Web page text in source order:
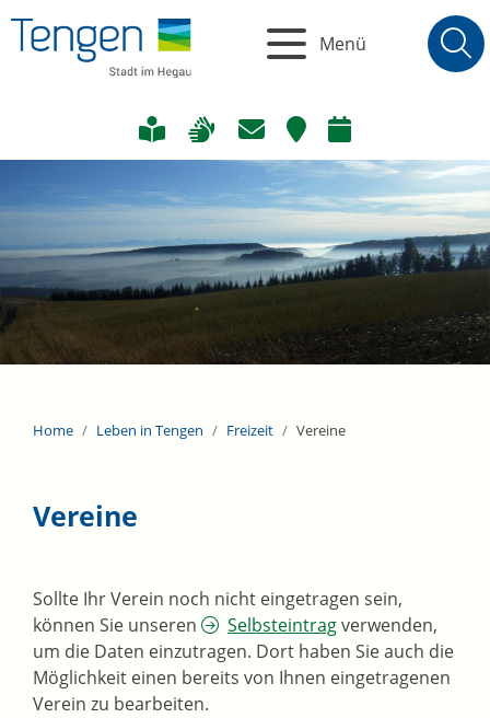
Menü
Home Leben in Tengen Freizeit Vereine
Vereine
Sollte Ihr Verein noch nicht eingetragen sein,
können Sie unseren
Selbsteintragverwenden,
um die Daten einzutragen. Dort haben Sie auch die
Möglichkeit einen bereits von Ihnen eingetragenen
Verein zu bearbeiten.